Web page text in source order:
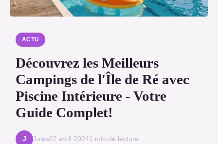
ACTU
Découvrez les Meilleurs
Campings de l'Île de Ré avec
Piscine Intérieure - Votre
Guide Complet!
J Jules22 avril 20241 min de lecture